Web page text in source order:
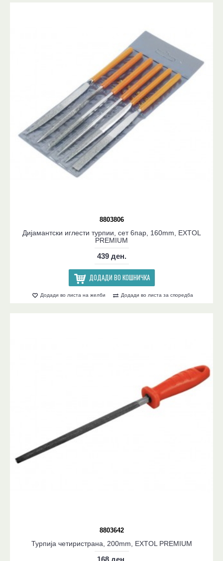
8803806
Дијамантски иглести турпии, сет 6пар, 160mm, EXTOL
PREMIUM
439 ден.
ДОДАДИ ВО КОШНИЧКА
Додади во листа на желби Додади во листа за споредба
8803642
Турпија четиристрана, 200mm, EXTOL PREMIUM